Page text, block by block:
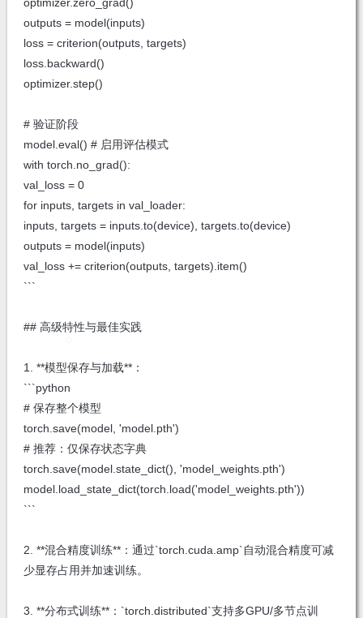
outputs = model(inputs)
loss = criterion(outputs, targets)
loss.backward()
optimizer.step()
# 验证阶段
model.eval() # 启用评估模式
with torch.no_grad():
val_loss = 0
for inputs, targets in val_loader:
inputs, targets = inputs.to(device), targets.to(device)
outputs = model(inputs)
val_loss += criterion(outputs, targets).item()
```
## 高级特性与最佳实践
1. **模型保存与加载**：
```python
# 保存整个模型
torch.save(model, 'model.pth')
# 推荐：仅保存状态字典
torch.save(model.state_dict(), 'model_weights.pth')
model.load_state_dict(torch.load('model_weights.pth'))
```
2. **混合精度训练**：通过`torch.cuda.amp`自动混合精度可减
少显存占用并加速训练。
3. **分布式训练**：`torch.distributed`支持多GPU/多节点训